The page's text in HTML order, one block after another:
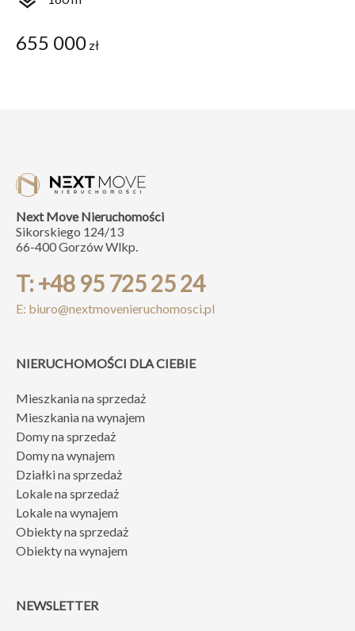
655 000 zł
Next Move Nieruchomości
Sikorskiego 124/13
66-400 Gorzów Wlkp.
T: +48 95 725 25 24
E: biuro@nextmovenieruchomosci.pl
NIERUCHOMOŚCI DLA CIEBIE
Mieszkania na sprzedaż
Mieszkania na wynajem
Domy na sprzedaż
Domy na wynajem
Działki na sprzedaż
Lokale na sprzedaż
Lokale na wynajem
Obiekty na sprzedaż
Obiekty na wynajem
NEWSLETTER